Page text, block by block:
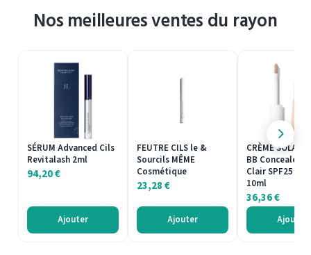
Nos meilleures ventes du rayon
SÉRUM Advanced Cils
Revitalash 2ml
94,20€
Ajouter
FEUTRE CILS le &
Sourcils MÊME
Cosmétique
23,28€
Ajouter
CRÈME
BB Concealer
Clair SPF25
10ml
36,36€
Ajouter